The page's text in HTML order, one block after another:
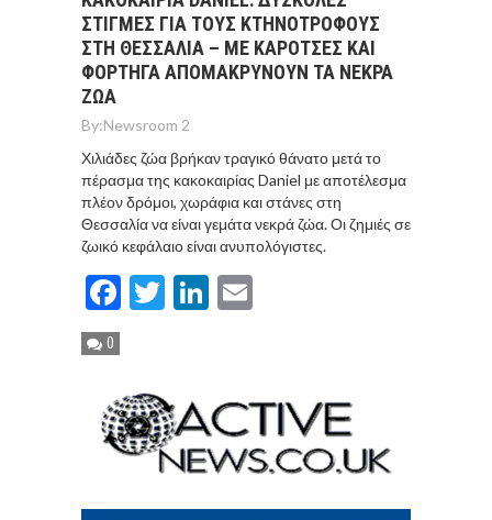
ΣΤΙΓΜΕΣ ΓΙΑ ΤΟΥΣ ΚΤΗΝΟΤΡΟΦΟΥΣ
ΣΤΗ ΘΕΣΣΑΛΙΑ – ΜΕ ΚΑΡΟΤΣΕΣ ΚΑΙ
ΦΟΡΤΗΓΑ ΑΠΟΜΑΚΡΥΝΟΥΝ ΤΑ ΝΕΚΡΑ
ΖΩΑ
By:Newsroom 2
Χιλιάδες ζώα βρήκαν τραγικό θάνατο μετά το
πέρασμα της κακοκαιρίας Daniel με αποτέλεσμα
πλέον δρόμοι, χωράφια και στάνες στη
Θεσσαλία να είναι γεμάτα νεκρά ζώα. Οι ζημιές σε
ζωικό κεφάλαιο είναι ανυπολόγιστες.
Facebook
TwitterLinkedIn
0